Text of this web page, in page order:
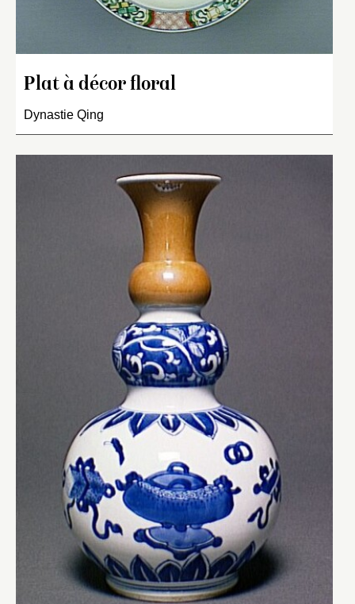
Plat à décor floral
Dynastie Qing